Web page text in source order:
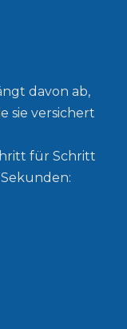
davon ab,
sie versichert
für Schritt